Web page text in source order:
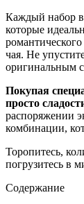
Каждый набор
которые
чая. Не
оригинальным
Покупая
просто
распоряжении
комбинации,
Торопитесь,
погрузитесь в
Содержание